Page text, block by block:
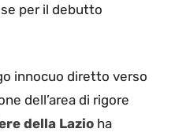
per il debutto
innocuo diretto verso
dell’area di rigore
della Lazio ha